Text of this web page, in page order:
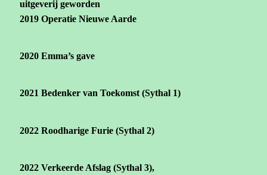
uitgeverij geworden
2019 Operatie Nieuwe Aarde
2020 Emma’s gave
2021 Bedenker van Toekomst (Sythal 1)
2022 Roodharige Furie (Sythal 2)
2022 Verkeerde Afslag (Sythal 3),